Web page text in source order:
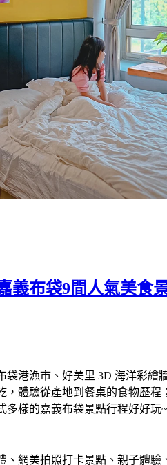
義布袋9間人氣美食
袋港漁市、好美里 3D 海洋彩繪
體驗從產地到餐桌的食物歷程
樣的嘉義布袋景點行程好好玩~
、網美拍照打卡景點、親子體